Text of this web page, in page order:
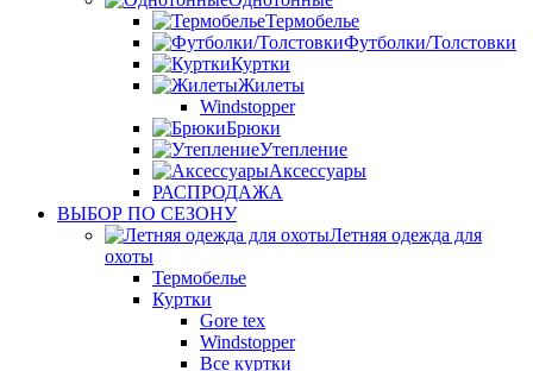
Термобелье
Футболки/Толстовки
Куртки
Жилеты
Windstopper
Брюки
Утепление
Аксессуары
РАСПРОДАЖА
ВЫБОР ПО СЕЗОНУ
Летняя одежда для
охоты
Термобелье
Куртки
Gore tex
Windstopper
Все куртки